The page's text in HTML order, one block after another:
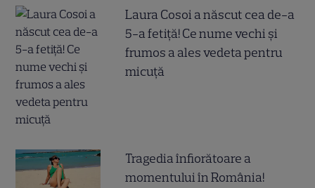
Laura Cosoi a născut cea de-a
5-a fetiță! Ce nume vechi și
frumos a ales vedeta pentru
micuță
Tragedia înfiorătoare a
momentului în România!